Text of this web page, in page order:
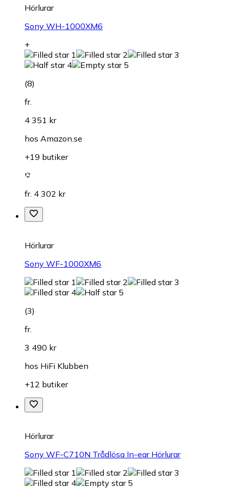
Hörlurar
Sony WH-1000XM6
+
(8)
fr.
4 351 kr
hos Amazon.se
+19 butiker
fr. 4 302 kr
Hörlurar
Sony WF-1000XM6
(3)
fr.
3 490 kr
hos HiFi Klubben
+12 butiker
Hörlurar
Sony WF-C710N Trådlösa In-ear Hörlurar